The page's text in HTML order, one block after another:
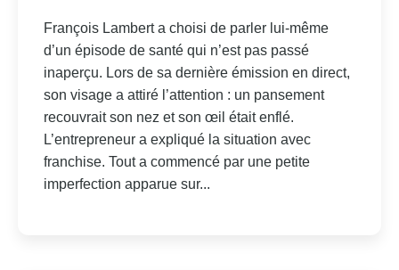
François Lambert a choisi de parler lui-même
d’un épisode de santé qui n’est pas passé
inaperçu. Lors de sa dernière émission en direct,
son visage a attiré l’attention : un pansement
recouvrait son nez et son œil était enflé.
L’entrepreneur a expliqué la situation avec
franchise. Tout a commencé par une petite
imperfection apparue sur...